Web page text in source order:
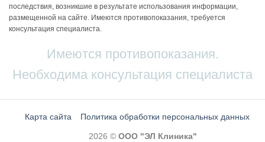
последствия, возникшие в результате использования информации,
размещенной на сайте. Имеются противопоказания, требуется
консультация специалиста.
Имеются противопоказания.
Необходима консультация специалиста
Карта сайта Политика обработки персональных данных
2026 © ООО "ЭЛ Клиника"